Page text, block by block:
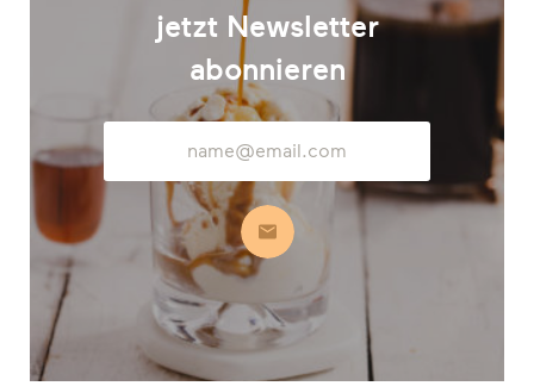
jetzt Newsletter
abonnieren
Mail-
Adresse
Abonnieren